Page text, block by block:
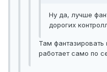
Ну да, лучше
дорогих
Там фантазировать
работает само по